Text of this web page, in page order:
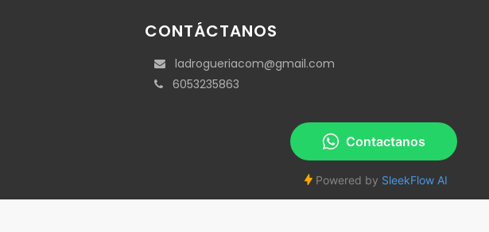
CONTÁCTANOS
ladrogueriacom@gmail.com
6053235863